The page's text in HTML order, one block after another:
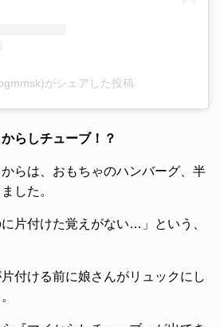
がシェアした投稿
からしチューブ！？
らは、おもちゃのハンバーグ、半
した。
に片付けた覚えがない…」という、
付ける前に娘さんがリュックにし